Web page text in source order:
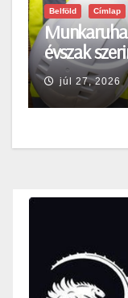
Belföld Címlap
évszak
júl 27, 2026